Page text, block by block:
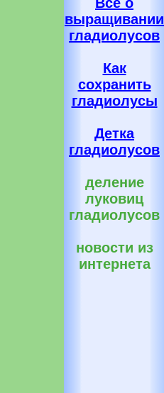
выращивании
гладиолусов
Как
сохранить
гладиолусы
Детка
гладиолусов
деление
луковиц
гладиолусов
новости из
интернета